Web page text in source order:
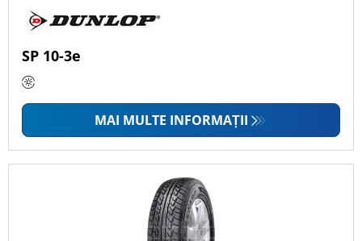
SP 10-3e
MAI MULTE INFORMAȚII